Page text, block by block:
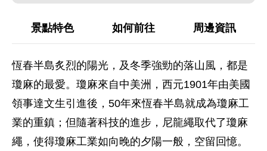
景點特色 如何前往 周邊資訊
恆春半島炙烈的陽光，及冬季強勁的落山風，都是
瓊麻的最愛。瓊麻來自中美洲，西元1901年由美國
領事達文生引進後，50年來恆春半島就成為瓊麻工
業的重鎮；但隨著科技的進步，尼龍繩取代了瓊麻
繩，使得瓊麻工業如向晚的夕陽一般，空留回憶。